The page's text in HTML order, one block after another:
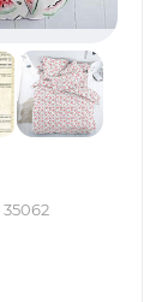
35062